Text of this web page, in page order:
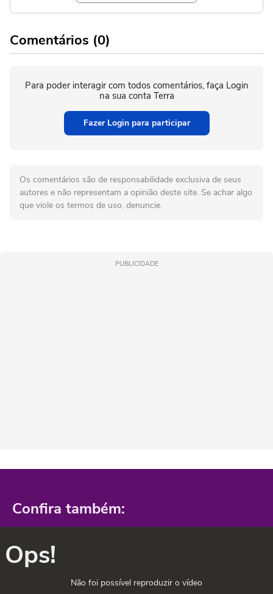
Comentários (0)
Para poder interagir com todos comentários, faça Login
na sua conta Terra
Fazer Login para participar
Os comentários são de responsabilidade exclusiva de seus
autores e não representam a opinião deste site. Se achar algo
que viole os termos de uso, denuncie.
PUBLICIDADE
Confira também:
Ops!
Não foi possível reproduzir o vídeo